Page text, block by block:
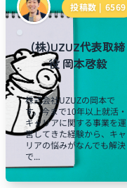
投稿数 | 6569
(株)UZUZ代表取締
役 岡本啓毅
株式会社UZUZの岡本で
す。今まで10年以上就活・
キャリアに関する事業を運
営してきた経験から、キャ
リアの悩みがなんでも解決
で...